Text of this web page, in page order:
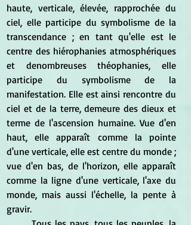
haute, verticale, élevée, rapprochée du
ciel, elle participe du symbolisme de la
transcendance ; en tant qu'elle est le
centre des hiérophanies atmosphériques
et denombreuses théophanies, elle
participe du symbolisme de la
manifestation. Elle est ainsi rencontre du
ciel et de la terre, demeure des dieux et
terme de l'ascension humaine. Vue d'en
haut, elle apparaît comme la pointe
d'une verticale, elle est centre du monde ;
vue d'en bas, de l'horizon, elle apparaît
comme la ligne d'une verticale, l'axe du
monde, mais aussi l'échelle, la pente à
gravir.